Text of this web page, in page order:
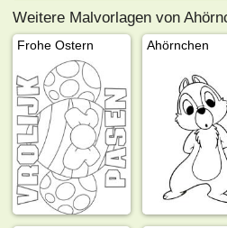
Weitere Malvorlagen von
Frohe Ostern Ahörnchen